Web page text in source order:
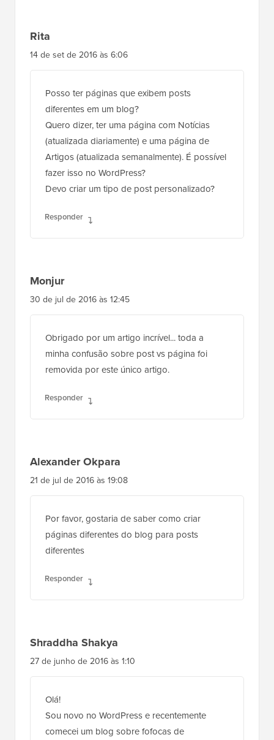
Rita
14 de set de 2016 às 6:06
Posso ter páginas que exibem posts
diferentes em um blog?
Quero dizer, ter uma página com Notícias
(atualizada diariamente) e uma página de
Artigos (atualizada semanalmente). É possível
fazer isso no WordPress?
Devo criar um tipo de post personalizado?
Responder
Monjur
30 de jul de 2016 às 12:45
Obrigado por um artigo incrível... toda a
minha confusão sobre post vs página foi
removida por este único artigo.
Responder
Alexander Okpara
21 de jul de 2016 às 19:08
Por favor, gostaria de saber como criar
páginas diferentes do blog para posts
diferentes
Responder
Shraddha Shakya
27 de junho de 2016 às 1:10
Olá!
Sou novo no WordPress e recentemente
comecei um blog sobre fofocas de